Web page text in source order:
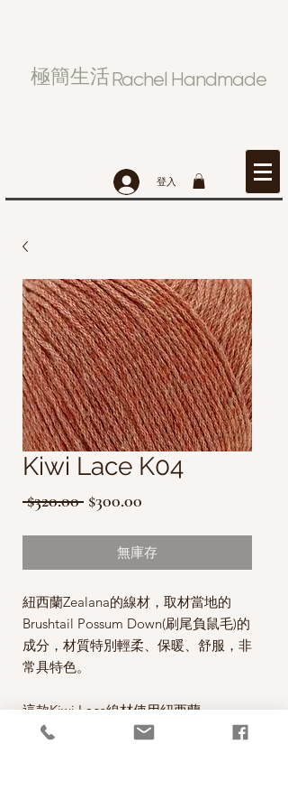
極簡生活Rachel Handmade
登入
Kiwi Lace K04
$320.00 一
格
$300.00
價
格
無庫存
紐西蘭Zealana的線材，取材當地的
Brushtail Possum Down(刷尾負鼠毛)的
成分，材質特別輕柔、保暖、舒服，非
常具特色。
這款Kiwi Lace線材使用紐西蘭
Merino，Organic Cotton和 Possum三